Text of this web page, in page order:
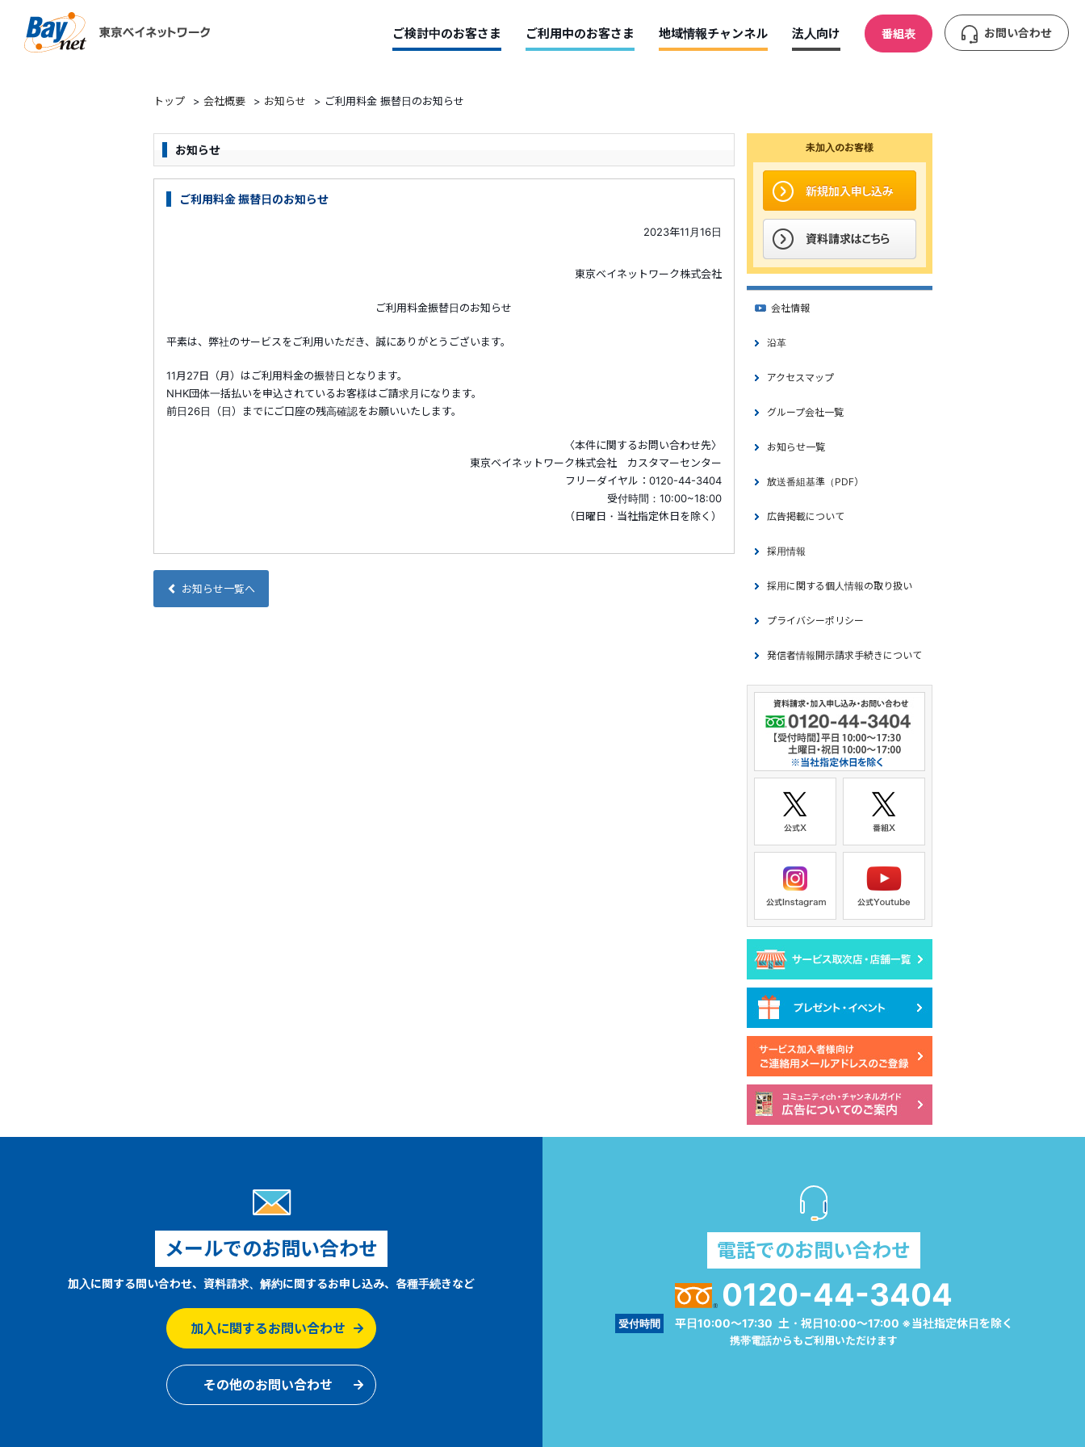
ご検討中のお客さま ご利用中のお客さま 地域情報チャンネル 法人向け 番組表 お問い合わせ
トップ > 会社概要 > お知らせ > ご利用料金 振替日のお知らせ
お知らせ
ご利用料金 振替日のお知らせ
2023年11月16日
東京ベイネットワーク株式会社
ご利用料金振替日のお知らせ
平素は、弊社のサービスをご利用いただき、誠にありがとうございます。
11月27日（月）はご利用料金の振替日となります。
NHK団体一括払いを申込されているお客様はご請求月になります。
前日26日（日）までにご口座の残高確認をお願いいたします。
〈本件に関するお問い合わせ先〉
東京ベイネットワーク株式会社 カスタマーセンター
フリーダイヤル：0120-44-3404
受付時間：10:00~18:00
（日曜日・当社指定休日を除く）
お知らせ一覧へ
未加入のお客様
会社情報
沿革
アクセスマップ
グループ会社一覧
お知らせ一覧
放送番組基準（PDF）
広告掲載について
採用情報
採用に関する個人情報の取り扱い
プライバシーポリシー
発信者情報開示請求手続きについて
メールでのお問い合わせ
加入に関する問い合わせ、資料請求、解約に関するお申し込み、各種手続きなど
加入に関するお問い合わせ
その他のお問い合わせ
電話でのお問い合わせ
0120-44-3404
受付時間 平日10:00～17:30 土・祝日10:00～17:00 ※当社指定休日を除く
携帯電話からもご利用いただけます